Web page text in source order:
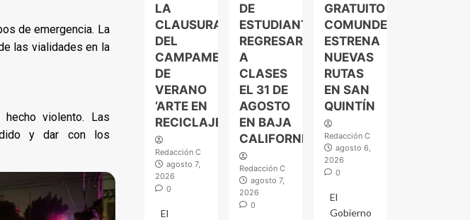
de emergencia. La
las vialidades en la
violento. Las
y dar con los
LA
CLAUSURA
DEL
CAMPAMENTO
DE
VERANO
‘ARTE EN
RECICLAJE’
Redacción C
agosto 7,
2026
0
El
DE
ESTUDIANTES
REGRESARÁN
A
CLASES
EL 31 DE
AGOSTO
EN BAJA
CALIFORNIA
Redacción C
agosto 7,
2026
0
GRATUITO
COMUNDER
ESTRENA
NUEVAS
RUTAS
EN SAN
QUINTÍN
Redacción C
agosto 6,
2026
0
El
Gobierno